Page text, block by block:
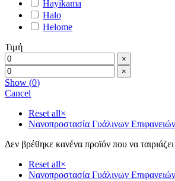
Hayikama
Halo
Helome
Τιμή
×
×
Show (0)
Cancel
Reset all×
Νανοπροστασία Γυάλινων Επιφανειών
Δεν βρέθηκε κανένα προϊόν που να
Reset all×
Νανοπροστασία Γυάλινων Επιφανειών